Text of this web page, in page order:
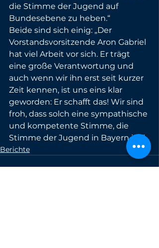
die Stimme der Jugend auf
Bundesebene zu heben.“
Beide sind sich einig: „Der
Vorstandsvorsitzende Aron Gabriel
hat viel Arbeit vor sich. Er trägt
eine große Verantwortung und
auch wenn wir ihn erst seit kurzer
Zeit kennen, ist uns eins klar
geworden: Er schafft das! Wir sind
froh, dass solch eine sympathische
und kompetente Stimme, die
Stimme der Jugend in Bayern ist.“
Berichte